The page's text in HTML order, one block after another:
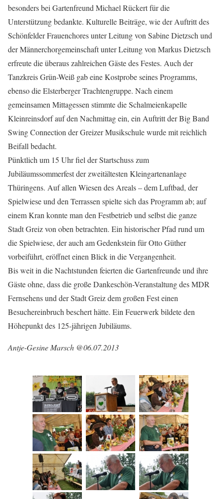
besonders bei Gartenfreund Michael Rückert für die
Unterstützung bedankte. Kulturelle Beiträge, wie der Auftritt des
Schönfelder Frauenchores unter Leitung von Sabine Dietzsch und
der Männerchorgemeinschaft unter Leitung von Markus Dietzsch
erfreute die überaus zahlreichen Gäste des Festes. Auch der
Tanzkreis Grün-Weiß gab eine Kostprobe seines Programms,
ebenso die Elsterberger Trachtengruppe. Nach einem
gemeinsamen Mittagessen stimmte die Schalmeienkapelle
Kleinreinsdorf auf den Nachmittag ein, ein Auftritt der Big Band
Swing Connection der Greizer Musikschule wurde mit reichlich
Beifall bedacht.
Pünktlich um 15 Uhr fiel der Startschuss zum
Jubiläumssommerfest der zweitältesten Kleingartenanlage
Thüringens. Auf allen Wiesen des Areals – dem Luftbad, der
Spielwiese und den Terrassen spielte sich das Programm ab; auf
einem Kran konnte man den Festbetrieb und selbst die ganze
Stadt Greiz von oben betrachten. Ein historischer Pfad rund um
die Spielwiese, der auch am Gedenkstein für Otto Güther
vorbeiführt, eröffnet einen Blick in die Vergangenheit.
Bis weit in die Nachtstunden feierten die Gartenfreunde und ihre
Gäste ohne, dass die große Dankeschön-Veranstaltung des MDR
Fernsehens und der Stadt Greiz dem großen Fest einen
Besuchereinbruch beschert hätte. Ein Feuerwerk bildete den
Höhepunkt des 125-jährigen Jubiläums.
Antje-Gesine Marsch @06.07.2013